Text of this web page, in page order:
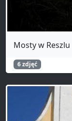
Mosty w Reszlu
6 zdjęć